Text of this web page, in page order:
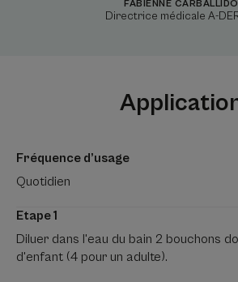
FABIENNE CARBALLIDO
Directrice médicale A-
Fréquence d’usage
Quotidien
Etape 1
Diluer dans l'eau du bain 2 bouchons
d'enfant (4 pour un adulte).